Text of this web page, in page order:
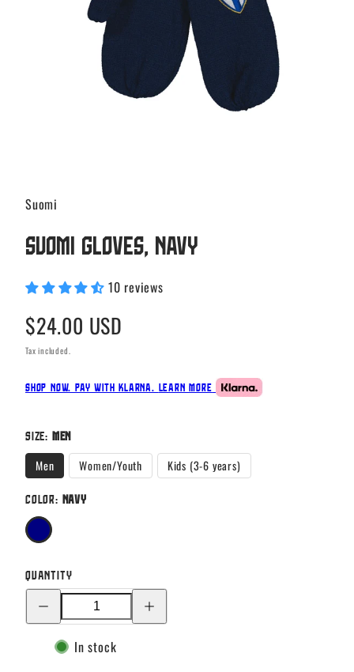
Suomi
Suomi Gloves, Navy
10 reviews
Regular
price
$24.00 USD
Tax included.
Shop now. Pay with Klarna. Learn more
Size: Men
Men Women/Youth Kids (3-6 years)
Color: Navy
Navy
Quantity
Decrease
quantity
Gloves,
quantity
In stock